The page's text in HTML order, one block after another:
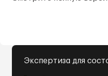
Экспертиза для